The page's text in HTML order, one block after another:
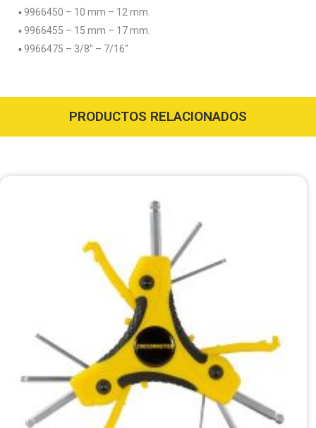
▪️ 9966450 – 10 mm – 12 mm.
▪️ 9966455 – 15 mm – 17 mm.
▪️ 9966475 – 3/8″ – 7/16″
PRODUCTOS RELACIONADOS